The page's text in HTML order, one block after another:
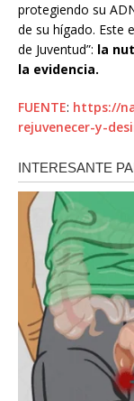
protegiendo su
de su hígado. Este
de Juventud”: la
la evidencia.
FUENTE: https://
rejuvenecer-y-